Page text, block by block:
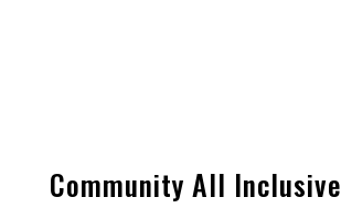
Community All Inclusive